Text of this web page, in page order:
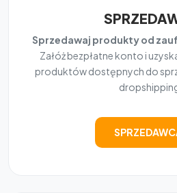
Sprzedawaj produkty od
Załóż bezpłatne konto i
produktów dostępnych do